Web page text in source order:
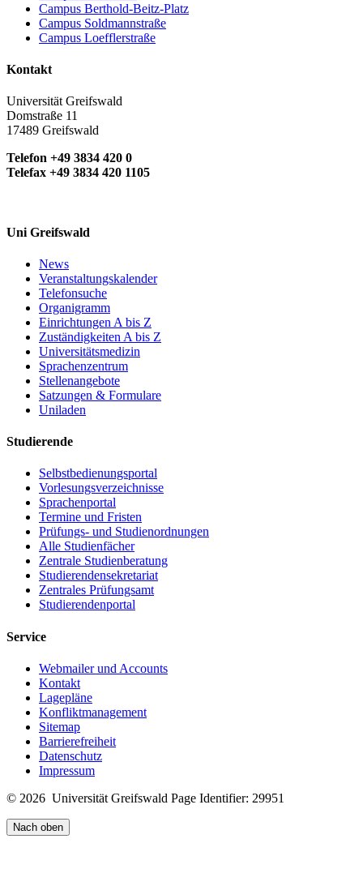
Campus Berthold-Beitz-Platz
Campus Soldmannstraße
Campus Loefflerstraße
Kontakt
Universität Greifswald
Domstraße 11
17489 Greifswald
Telefon +49 3834 420 0
Telefax +49 3834 420 1105
Uni Greifswald
News
Veranstaltungskalender
Telefonsuche
Organigramm
Einrichtungen A bis Z
Zuständigkeiten A bis Z
Universitätsmedizin
Sprachenzentrum
Stellenangebote
Satzungen & Formulare
Uniladen
Studierende
Selbstbedienungsportal
Vorlesungsverzeichnisse
Sprachenportal
Termine und Fristen
Prüfungs- und Studienordnungen
Alle Studienfächer
Zentrale Studienberatung
Studierendensekretariat
Zentrales Prüfungsamt
Studierendenportal
Service
Webmailer und Accounts
Kontakt
Lagepläne
Konfliktmanagement
Sitemap
Barrierefreiheit
Datenschutz
Impressum
© 2026 Universität Greifswald Page Identifier: 29951
Nach oben